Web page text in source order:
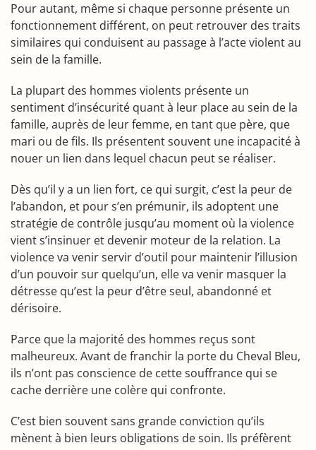
Pour autant, même si chaque personne présente un
fonctionnement différent, on peut retrouver des traits
similaires qui conduisent au passage à l’acte violent au
sein de la famille.
La plupart des hommes violents présente un
sentiment d’insécurité quant à leur place au sein de la
famille, auprès de leur femme, en tant que père, que
mari ou de fils. Ils présentent souvent une incapacité à
nouer un lien dans lequel chacun peut se réaliser.
Dès qu’il y a un lien fort, ce qui surgit, c’est la peur de
l’abandon, et pour s’en prémunir, ils adoptent une
stratégie de contrôle jusqu’au moment où la violence
vient s’insinuer et devenir moteur de la relation. La
violence va venir servir d’outil pour maintenir l’illusion
d’un pouvoir sur quelqu’un, elle va venir masquer la
détresse qu’est la peur d’être seul, abandonné et
dérisoire.
Parce que la majorité des hommes reçus sont
malheureux. Avant de franchir la porte du Cheval Bleu,
ils n’ont pas conscience de cette souffrance qui se
cache derrière une colère qui confronte.
C’est bien souvent sans grande conviction qu’ils
mènent à bien leurs obligations de soin. Ils préfèrent